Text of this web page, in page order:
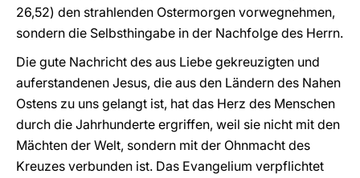
26,52) den strahlenden Ostermorgen vorwegnehmen,
sondern die Selbsthingabe in der Nachfolge des Herrn.
Die gute Nachricht des aus Liebe gekreuzigten und
auferstandenen Jesus, die aus den Ländern des Nahen
Ostens zu uns gelangt ist, hat das Herz des Menschen
durch die Jahrhunderte ergriffen, weil sie nicht mit den
Mächten der Welt, sondern mit der Ohnmacht des
Kreuzes verbunden ist. Das Evangelium verpflichtet